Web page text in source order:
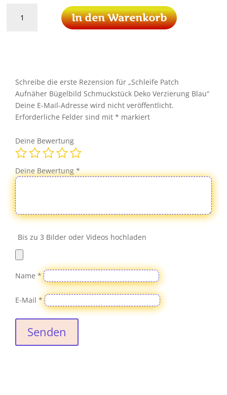
Patch
Verzierung
Blau
Menge
In den Warenkorb
Schreibe die erste Rezension für „Schleife Patch
Aufnäher Bügelbild Schmuckstück Deko Verzierung Blau“
Deine E-Mail-Adresse wird nicht veröffentlicht.
Erforderliche Felder sind mit* markiert
Deine Bewertung
Deine Bewertung*
Bis zu 3 Bilder oder Videos hochladen
Name*
E-Mail*
Senden